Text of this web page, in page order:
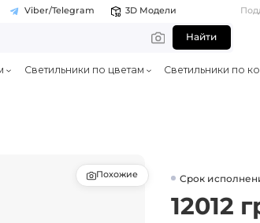
Viber/Telegram 3D Модели
Найти
Светильники по цветам Светильники по
Похожие Срок
12012